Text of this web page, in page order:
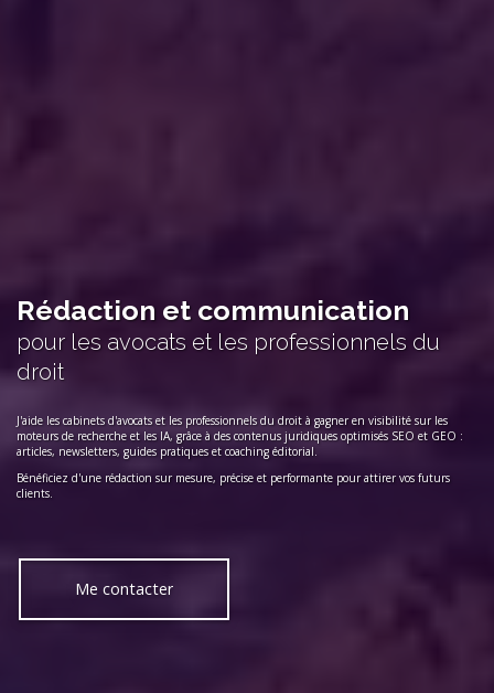
Rédaction et communication
pour les avocats et les professionnels du
droit
J'aide les cabinets d'avocats et les professionnels du droit à gagner en visibilité sur les
moteurs de recherche et les IA, grâce à des contenus juridiques optimisés SEO et GEO :
articles, newsletters, guides pratiques et coaching éditorial.
Bénéficiez d'une rédaction sur mesure, précise et performante pour attirer vos futurs
clients.
Me contacter